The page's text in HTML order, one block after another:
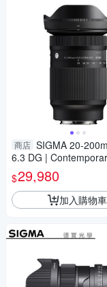
商店 SIGMA 20-
6.3 DG |
E接環 飛羽 追星 棒球
$29,980
加入購物車